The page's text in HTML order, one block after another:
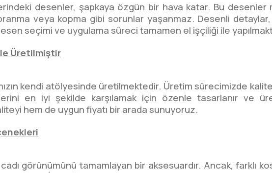
desenler, şapkaya özgün bir hava katar. Bu
veya kopma gibi sorunlar yaşanmaz. Desenli
seçimi ve uygulama süreci tamamen el işçiliği ile
Üretilmiştir
kendi atölyesinde üretilmektedir. Üretim sürecimizde
en iyi şekilde karşılamak için özenle tasarlanır ve
hem de uygun fiyatı bir arada sunuyoruz.
cadı görünümünü tamamlayan bir aksesuardır. Ancak, farklı